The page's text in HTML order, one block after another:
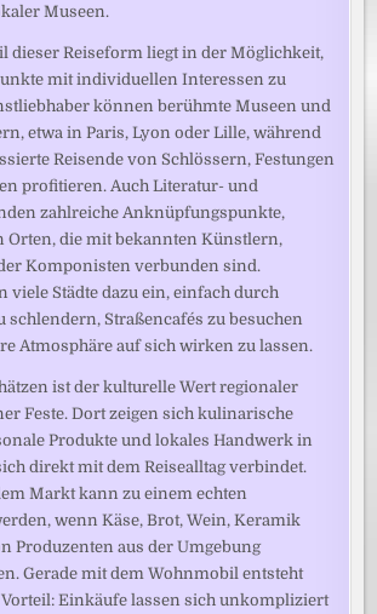
Museen.
dieser Reiseform liegt in der Möglichkeit,
mit individuellen Interessen zu
können berühmte Museen und
etwa in Paris, Lyon oder Lille, während
Reisende von Schlössern, Festungen
profitieren. Auch Literatur- und
zahlreiche Anknüpfungspunkte,
Orten, die mit bekannten Künstlern,
Komponisten verbunden sind.
viele Städte dazu ein, einfach durch
schlendern, Straßencafés zu besuchen
Atmosphäre auf sich wirken zu lassen.
ist der kulturelle Wert regionaler
Feste. Dort zeigen sich kulinarische
Produkte und lokales Handwerk in
direkt mit dem Reisealltag verbindet.
Markt kann zu einem echten
wenn Käse, Brot, Wein, Keramik
Produzenten aus der Umgebung
Gerade mit dem Wohnmobil entsteht
Einkäufe lassen sich unkompliziert